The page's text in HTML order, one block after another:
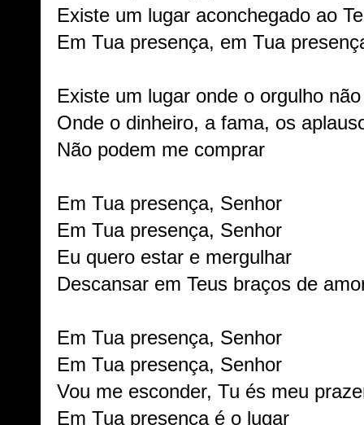
Existe um lugar aconchegado ao
Em Tua presença, em Tua
Existe um lugar onde o orgulho
Onde o dinheiro, a fama, os
Não podem me comprar
Em Tua presença, Senhor
Em Tua presença, Senhor
Eu quero estar e mergulhar
Descansar em Teus braços de
Em Tua presença, Senhor
Em Tua presença, Senhor
Vou me esconder, Tu és meu
Em Tua presença é o lugar